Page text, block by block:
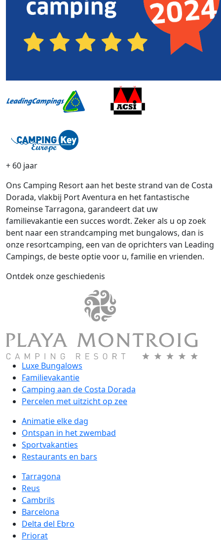
+ 60 jaar
Ons Camping Resort aan het beste strand van de Costa
Dorada, vlakbij Port Aventura en het fantastische
Romeinse Tarragona, garandeert dat uw
familievakantie een succes wordt. Zeker als u op zoek
bent naar een strandcamping met bungalows, dan is
onze resortcamping, een van de oprichters van Leading
Campings, de beste optie voor u, familie en vrienden.
Ontdek onze geschiedenis
Luxe Bungalows
Familievakantie
Camping aan de Costa Dorada
Percelen met uitzicht op zee
Animatie elke dag
Ontspan in het zwembad
Sportvakanties
Restaurants en bars
Tarragona
Reus
Cambrils
Barcelona
Delta del Ebro
Priorat